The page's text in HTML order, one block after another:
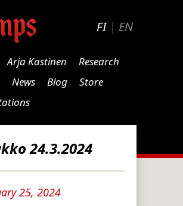
FI| EN
Arja Kastinen
Research
News Blog
Store
24.3.2024
25, 2024